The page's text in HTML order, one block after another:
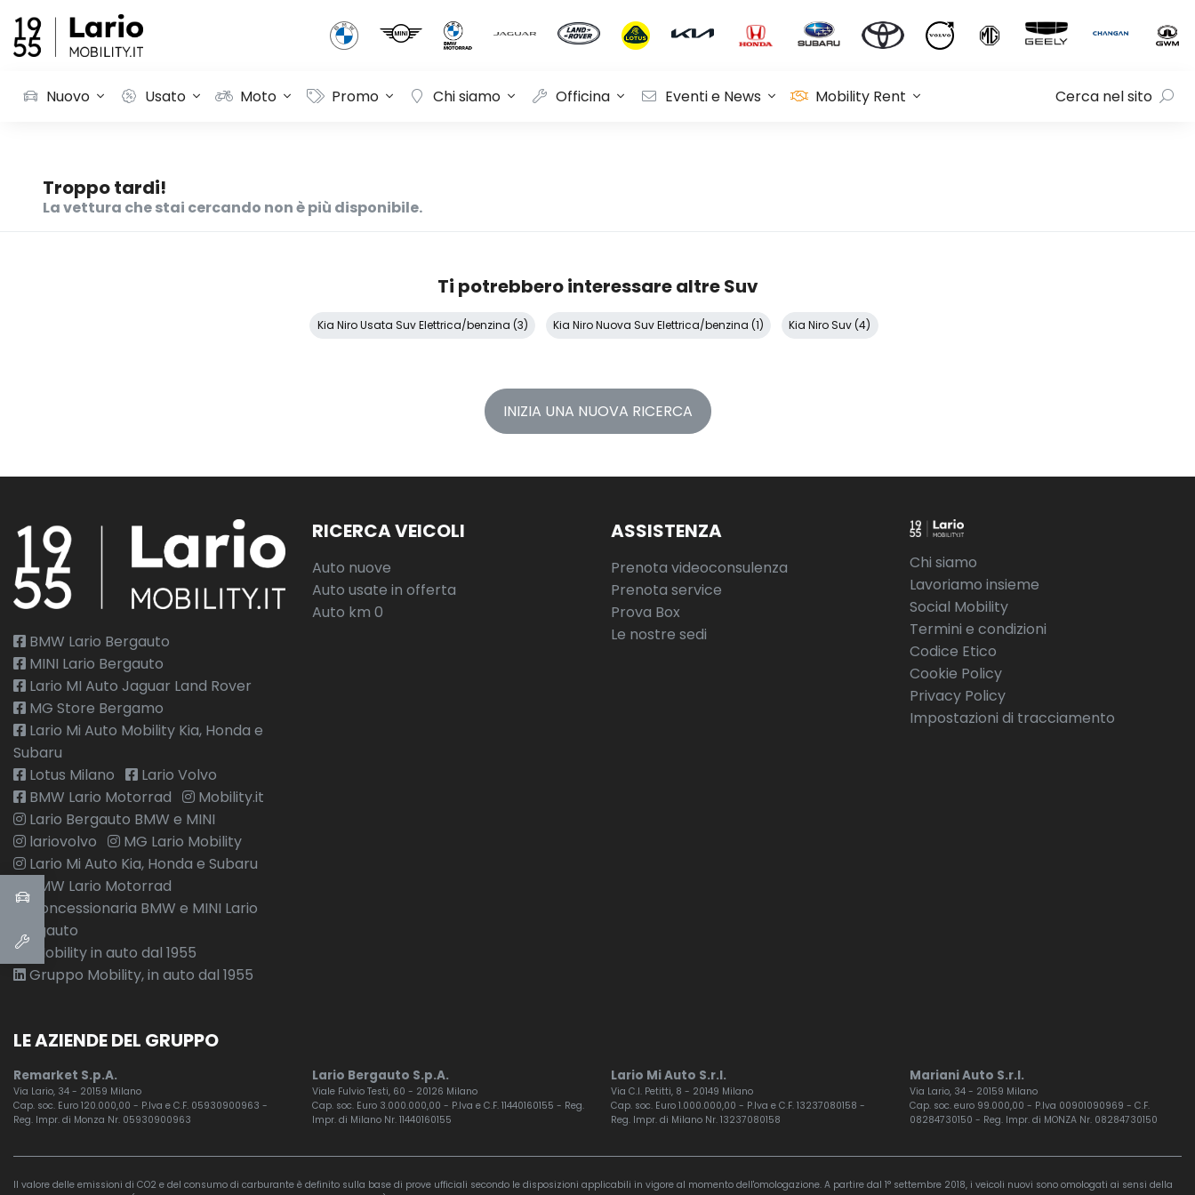
Nuovo Usato Moto Promo Chi siamo Officina Eventi e News Mobility Rent Cerca nel sito
Troppo tardi!
La vettura che stai cercando non è più disponibile.
Ti potrebbero interessare altre Suv
Kia Niro Usata Suv Elettrica/benzina (3) Kia Niro Nuova Suv Elettrica/benzina (1) Kia Niro Suv (4)
INIZIA UNA NUOVA RICERCA
BMW Lario Bergauto
MINI Lario Bergauto
Lario MI Auto Jaguar Land Rover
MG Store Bergamo
Lario Mi Auto Mobility Kia, Honda e
Subaru
Lotus Milano
Lario Volvo
BMW Lario Motorrad
Mobility.it
Lario Bergauto BMW e MINI
lariovolvo
MG Lario Mobility
Lario Mi Auto Kia, Honda e Subaru
BMW Lario Motorrad
Concessionaria BMW e MINI Lario
Bergauto
Mobility in auto dal 1955
Gruppo Mobility, in auto dal 1955
RICERCA VEICOLI
Auto nuove
Auto usate in offerta
Auto km 0
ASSISTENZA
Prenota videoconsulenza
Prenota service
Prova Box
Le nostre sedi
Chi siamo
Lavoriamo insieme
Social Mobility
Termini e condizioni
Codice Etico
Cookie Policy
Privacy Policy
Impostazioni di tracciamento
LE AZIENDE DEL GRUPPO
Remarket S.p.A.
Via Lario, 34 - 20159 Milano
Cap. soc. Euro 120.000,00 - P.Iva e C.F. 05930900963 -
Reg. Impr. di Monza Nr. 05930900963
Lario Bergauto S.p.A.
Viale Fulvio Testi, 60 - 20126 Milano
Cap. soc. Euro 3.000.000,00 - P.Iva e C.F. 11440160155 - Reg.
Impr. di Milano Nr. 11440160155
Lario Mi Auto S.r.l.
Via C.I. Petitti, 8 - 20149 Milano
Cap. soc. Euro 1.000.000,00 - P.Iva e C.F. 13237080158 -
Reg. Impr. di Milano Nr. 13237080158
Mariani Auto S.r.l.
Via Lario, 34 - 20159 Milano
Cap. soc. euro 99.000,00 - P.Iva 00901090969 - C.F.
08284730150 - Reg. Impr. di MONZA Nr. 08284730150
Il valore delle emissioni di CO2 e del consumo di carburante è definito sulla base di prove ufficiali secondo le disposizioni applicabili in vigore al momento dell'omologazione. A partire dal 1° settembre 2018, i veicoli nuovi sono omologati ai sensi della